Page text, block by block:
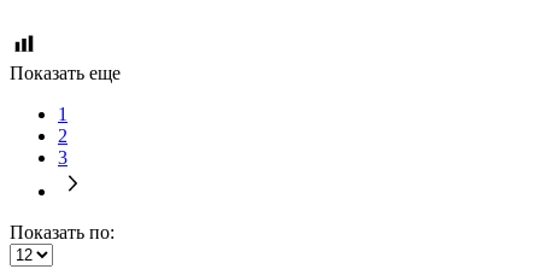
Показать еще
1
2
3
Показать по: